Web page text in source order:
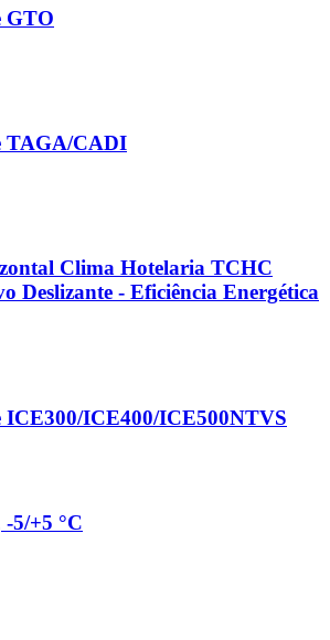
GTO
TAGA/CADI
Clima Hotelaria TCHC
Deslizante - Eficiência Energética
ICE300/ICE400/ICE500NTVS
5/+5 °C